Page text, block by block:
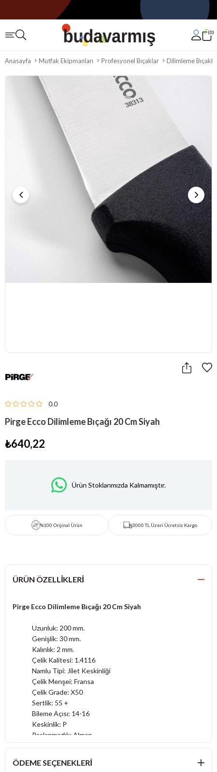
0
Anasayfa Mutfak Ekipmanları Profesyonel Bıçaklar Dilimleme
0.0
Pirge Ecco Dilimleme Bıçağı 20 Cm Siyah
₺640,22
Ürün Stoklarımızda Kalmamıştır.
%100 Orijinal Ürün 3000 TL Üzeri Ücretsiz Kargo
ÜRÜN ÖZELLIKLERI
Pirge Ecco Dilimleme Bıçağı 20 Cm Siyah
Uzunluk: 200 mm.
Genişlik: 30 mm.
Kalınlık: 2 mm.
Çelik Kalitesi: 1.4116
Namlu Tipi: Jilet Keskinliği
Çelik Menşei: Fransa
Çelik Grade: X50
Sertlik: 55 +
Bileme Açısı: 14-16
Keskinlik: P
Paslanmazlık: Alman
Kimler İçin: Genç Şefler
ÖDEME SEÇENEKLERI